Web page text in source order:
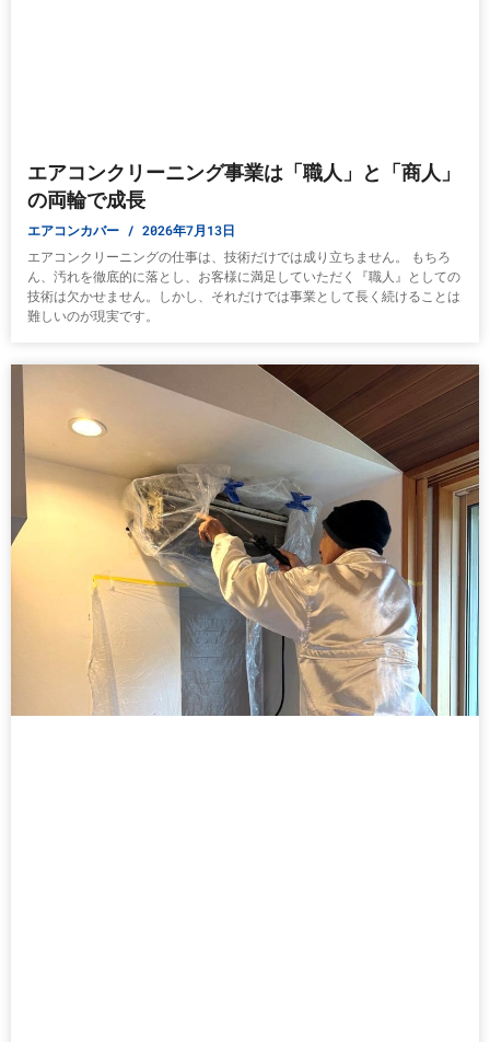
エアコンクリーニング事業は「職人」と「商人」
の両輪で成長
エアコンカバー 2026年7月13日
エアコンクリーニングの仕事は、技術だけでは成り立ちません。 もちろ
ん、汚れを徹底的に落とし、お客様に満足していただく『職人』としての
技術は欠かせません。しかし、それだけでは事業として長く続けることは
難しいのが現実です。